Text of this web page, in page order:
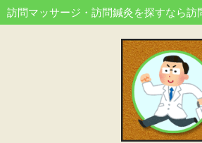
訪問マッサージ・訪問鍼灸を探すなら訪